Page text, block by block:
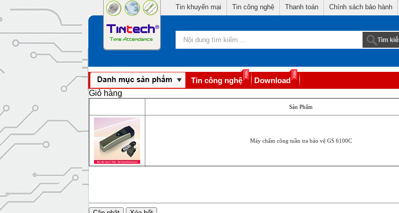
Tin khuyến mại Tin công nghệ Thanh toán Chính sách bảo hành
Tin công nghệ Download
Giỏ hàng
Sản Phẩm
Máy chấm công tuần tra bảo vệ GS 6100C